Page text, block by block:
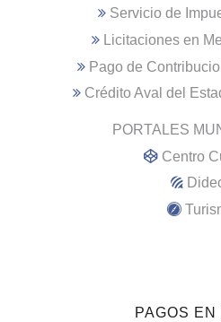
Servicio de
Licitaciones en
Pago de
Crédito Aval del
PORTALES
Centro
PAGOS EN